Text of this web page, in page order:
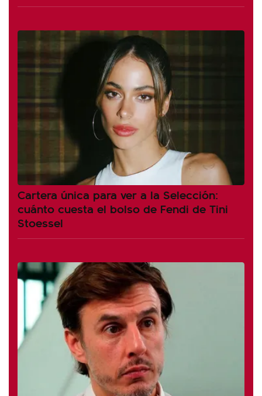
Cartera única para ver a la Selección:
cuánto cuesta el bolso de Fendi de Tini
Stoessel